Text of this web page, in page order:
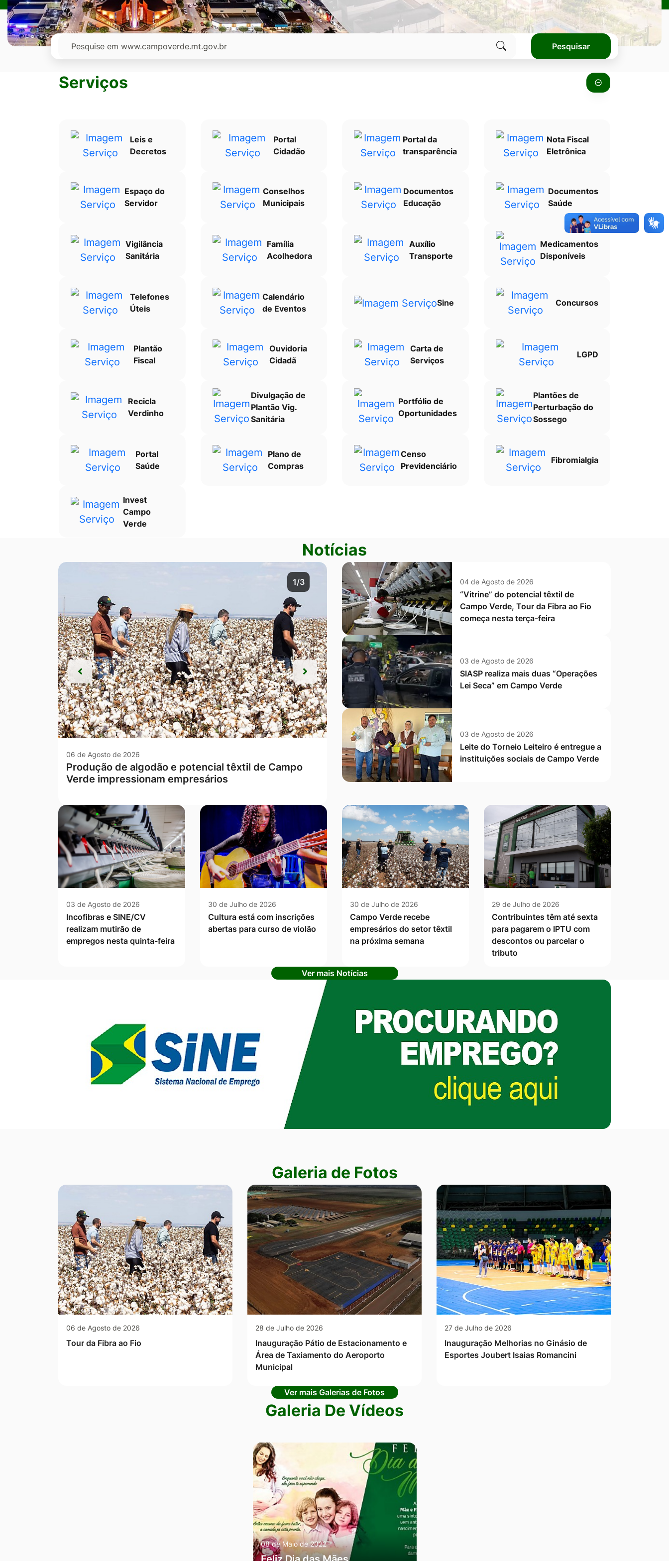
Ir
para
rodapé
Pesquisar
Clique
Pesquisar
Serviços
Leis e
Decretos
Portal
Cidadão
Portal da
transparência
Nota Fiscal
Eletrônica
Espaço do
Servidor
Conselhos
Municipais
Documentos
Educação
Documentos
Saúde
Vigilância
Sanitária
Família
Acolhedora
Auxílio
Transporte
Medicamentos
Disponíveis
Telefones
Úteis
Calendário
de Eventos
Sine Concursos
Plantão
Fiscal
Ouvidoria
Cidadã
Carta de
Serviços
LGPD
Recicla
Verdinho
Divulgação de
Plantão Vig.
Sanitária
Portfólio de
Oportunidades
Plantões de
Perturbação do
Sossego
Portal
Saúde
Plano de
Compras
Censo
Previdenciário
Fibromialgia
Invest
Campo
Verde
Notícias
2/3
06 de Agosto de 2026
Escola rural de Campo Verde tem o melhor Ideb de
Mato Grosso nas séries iniciais
Anterior
Anterior
Próxima
Próxima
04 de Agosto de 2026
“Vitrine” do potencial têxtil de
Campo Verde, Tour da Fibra ao Fio
começa nesta terça-feira
03 de Agosto de 2026
SIASP realiza mais duas “Operações
Lei Seca” em Campo Verde
03 de Agosto de 2026
Leite do Torneio Leiteiro é entregue a
instituições sociais de Campo Verde
03 de Agosto de 2026
Incofibras e SINE/CV
realizam mutirão de
empregos nesta quinta-feira
30 de Julho de 2026
Cultura está com inscrições
abertas para curso de violão
30 de Julho de 2026
Campo Verde recebe
empresários do setor têxtil
na próxima semana
29 de Julho de 2026
Contribuintes têm até sexta
para pagarem o IPTU com
descontos ou parcelar o
tributo
Ver mais Notícias
Galeria de Fotos
06 de Agosto de 2026
Tour da Fibra ao Fio
28 de Julho de 2026
Inauguração Pátio de Estacionamento e
Área de Taxiamento do Aeroporto
Municipal
27 de Julho de 2026
Inauguração Melhorias no Ginásio de
Esportes Joubert Isaias Romancini
Ver mais Galerias de Fotos
Galeria De Vídeos
08 de Maio de 2022